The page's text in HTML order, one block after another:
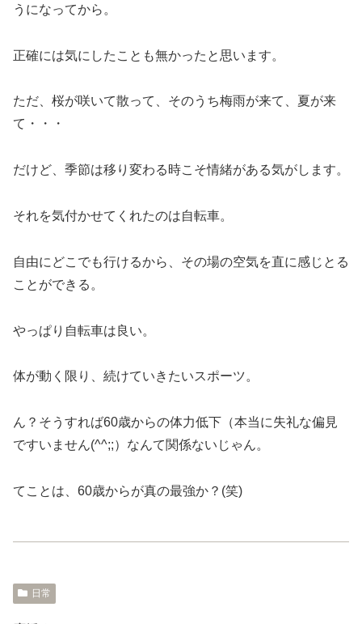
うになってから。
正確には気にしたことも無かったと思います。
ただ、桜が咲いて散って、そのうち梅雨が来て、夏が来
て・・・
だけど、季節は移り変わる時こそ情緒がある気がします。
それを気付かせてくれたのは自転車。
自由にどこでも行けるから、その場の空気を直に感じとる
ことができる。
やっぱり自転車は良い。
体が動く限り、続けていきたいスポーツ。
ん？そうすれば60歳からの体力低下（本当に失礼な偏見
ですいません(^^;;）なんて関係ないじゃん。
てことは、60歳からが真の最強か？(笑)
日常